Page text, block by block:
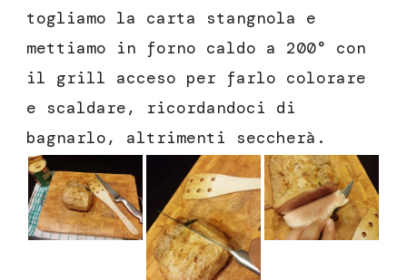
togliamo la carta stangnola e
mettiamo in forno caldo a 200° con
il grill acceso per farlo colorare
e scaldare, ricordandoci di
bagnarlo, altrimenti seccherà.